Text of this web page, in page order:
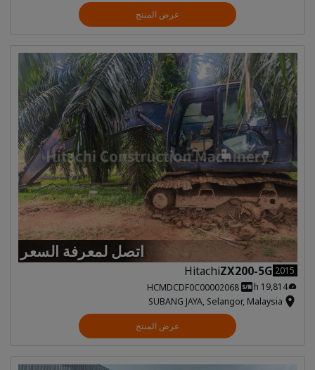
عرض المنتج
اتصل لمعرفة السعر
2015
ZX200-5G
Hitachi
19,814 h
HCMDCDF0C00002068
SUBANG JAYA, Selangor, Malaysia
عرض المنتج